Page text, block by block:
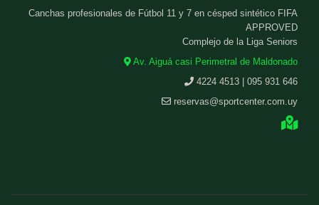
Canchas profesionales de Fútbol 11 y 7 en césped sintético FIFA
APPROVED
Complejo de la Liga Seniors
Av. Aiguá casi Perimetral de Maldonado
4224 4513 | 095 931 646
reservas@sportcenter.com.uy